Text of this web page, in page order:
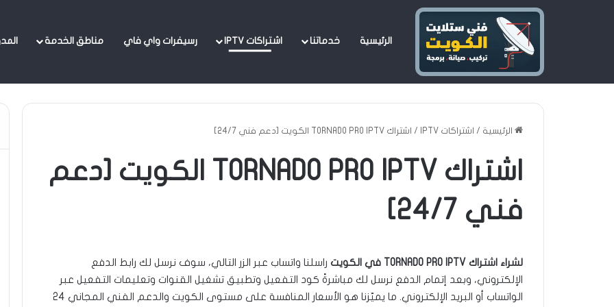
الرئيسية خدماتنا اشتراكات IPTV رسيفرات واي فاي مناطق الخدمة
الرئيسية / اشتراكات IPTV / اشتراك TORNADO PRO IPTV الكويت [دعم فني 24/7]
اشتراك TORNADO PRO IPTV الكويت [دعم
فني 24/7]
لشراء اشتراك TORNADO PRO IPTV في الكويت
راسلنا واتساب عبر الزر التالي، سوف نرسل لك رابط الدفع
الإلكتروني، وبعد إتمام الدفع نرسل لك مباشرةً كود التفعيل وتطبيق تشغيل القنوات وتعليمات التفعيل عبر
الواتساب أو البريد الإلكتروني. ما يميّزنا هو الأسعار المنافسة على مستوى الكويت والدعم الفني المجاني 24